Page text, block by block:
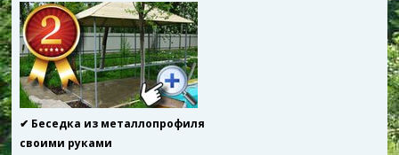
✔ Беседка из металлопрофиля
своими руками